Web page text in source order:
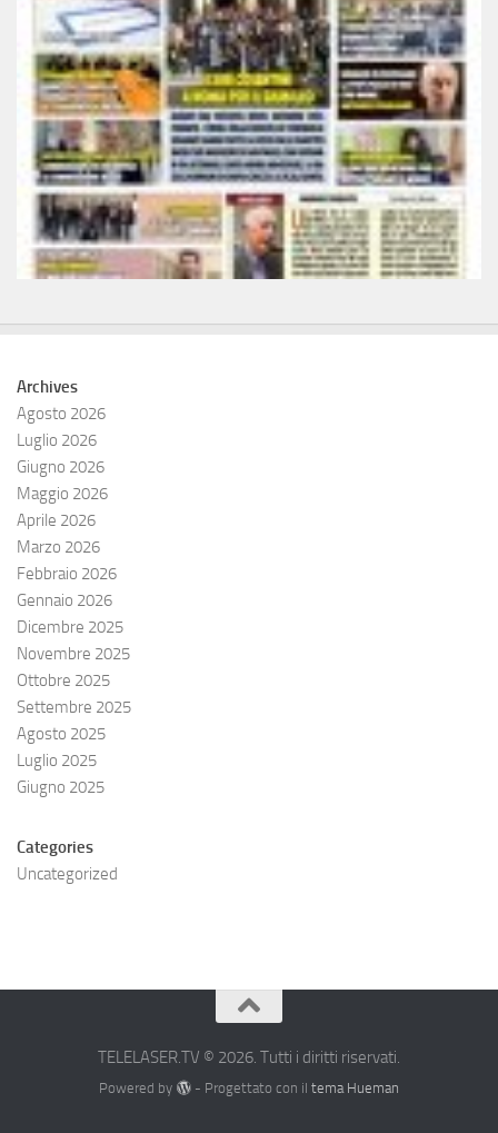
Archives
Agosto 2026
Luglio 2026
Giugno 2026
Maggio 2026
Aprile 2026
Marzo 2026
Febbraio 2026
Gennaio 2026
Dicembre 2025
Novembre 2025
Ottobre 2025
Settembre 2025
Agosto 2025
Luglio 2025
Giugno 2025
Categories
Uncategorized
TELELASER.TV © 2026. Tutti i diritti riservati.
Powered by - Progettato con il tema Hueman